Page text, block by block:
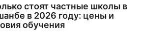
стоят частные школы в
в 2026 году: цены и
обучения